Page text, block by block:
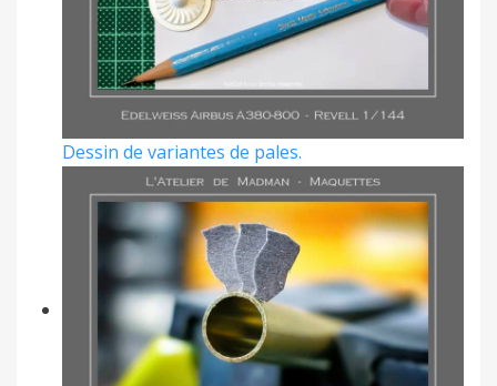
Dessin de variantes de pales.